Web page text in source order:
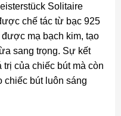
Solitaire
chế tác từ bạc 925
mạ bạch kim, tạo
sang trọng. Sự kết
của chiếc bút mà còn
chiếc bút luôn sáng